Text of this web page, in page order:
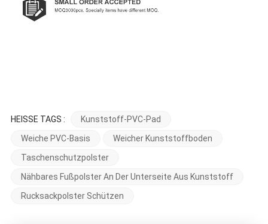
HEISSE TAGS :
Kunststoff-PVC-Pad
Weiche PVC-Basis
Weicher Kunststoffboden
Taschenschutzpolster
Nähbares Fußpolster An Der Unterseite Aus Kunststoff
Rucksackpolster Schützen